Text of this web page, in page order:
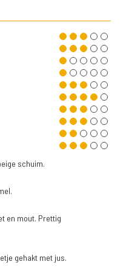
schuim.
en mout. Prettig
gehakt met jus.